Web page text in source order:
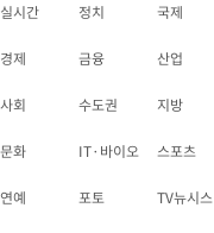
실시간 정치 국제
경제 금융 산업
사회 수도권 지방
문화 IT·바이오 스포츠
연예 포토 TV뉴시스